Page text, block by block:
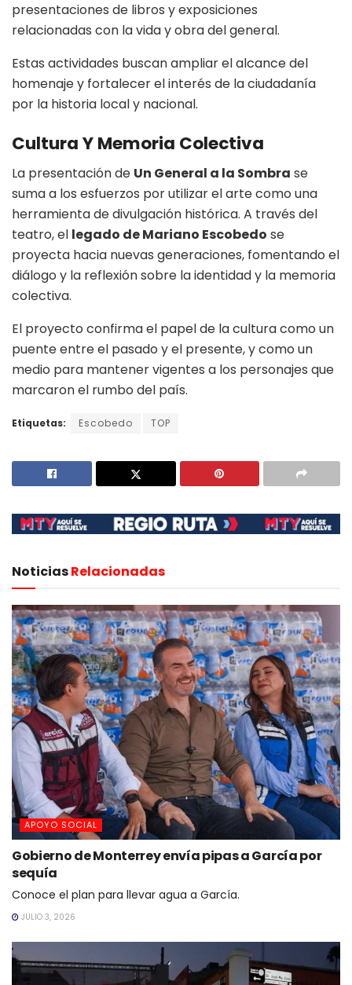
presentaciones de libros y exposiciones
relacionadas con la vida y obra del general.
Estas actividades buscan ampliar el alcance del
homenaje y fortalecer el interés de la ciudadanía
por la historia local y nacional.
Cultura Y Memoria Colectiva
La presentación de Un General a la Sombra se
suma a los esfuerzos por utilizar el arte como una
herramienta de divulgación histórica. A través del
teatro, el legado de Mariano Escobedo se
proyecta hacia nuevas generaciones, fomentando el
diálogo y la reflexión sobre la identidad y la memoria
colectiva.
El proyecto confirma el papel de la cultura como un
puente entre el pasado y el presente, y como un
medio para mantener vigentes a los personajes que
marcaron el rumbo del país.
Etiquetas: Escobedo TOP
NoticiasRelacionadas
APOYO SOCIAL
Gobierno de Monterrey envía pipas a García por
sequía
Conoce el plan para llevar agua a García.
JULIO 3, 2026